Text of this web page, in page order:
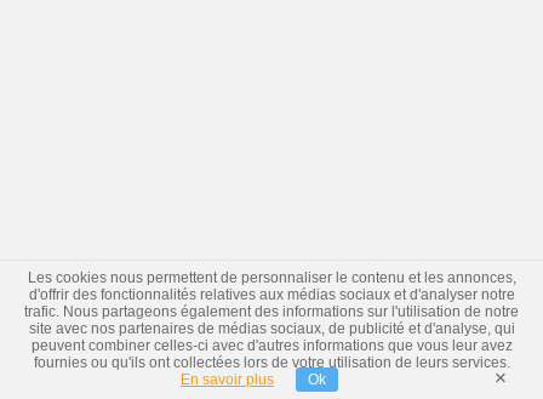
Les cookies nous permettent de personnaliser le contenu et les annonces,
d'offrir des fonctionnalités relatives aux médias sociaux et d'analyser notre
trafic. Nous partageons également des informations sur l'utilisation de notre
site avec nos partenaires de médias sociaux, de publicité et d'analyse, qui
peuvent combiner celles-ci avec d'autres informations que vous leur avez
fournies ou qu'ils ont collectées lors de votre utilisation de leurs services.
En savoir plus
Ok ×